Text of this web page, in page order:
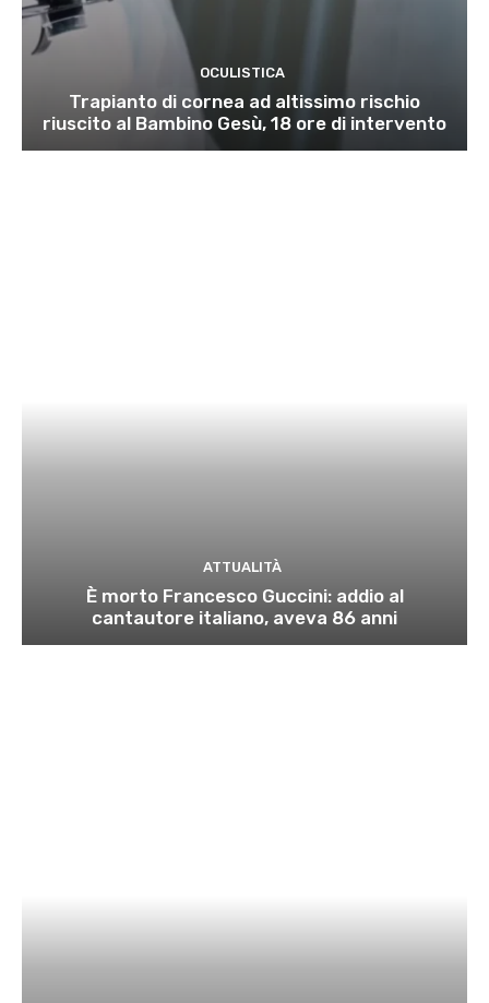
OCULISTICA
Trapianto di cornea ad altissimo rischio
riuscito al Bambino Gesù, 18 ore di intervento
ATTUALITÀ
È morto Francesco Guccini: addio al
cantautore italiano, aveva 86 anni